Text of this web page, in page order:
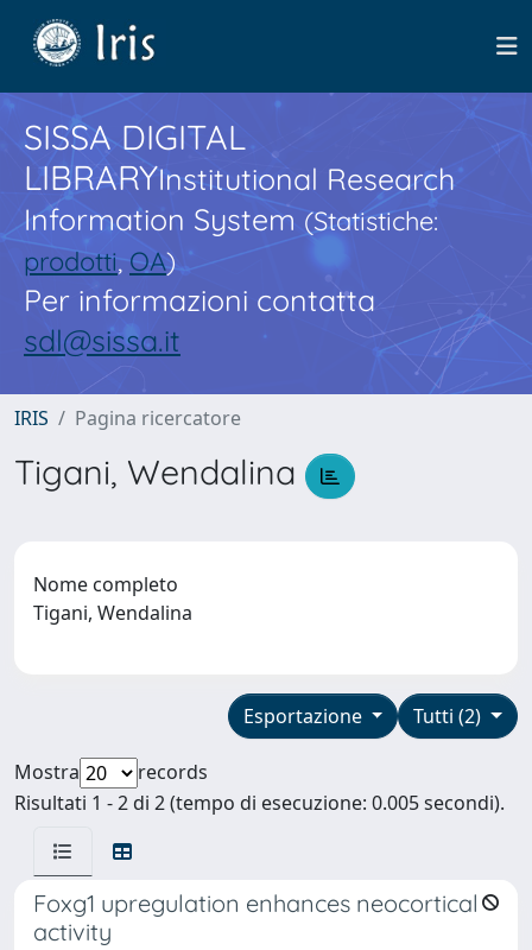
SISSA DIGITAL
LIBRARYInstitutional Research
Information System(Statistiche:
prodotti,OA)
Per informazioni contatta
sdl@sissa.it
IRIS Pagina ricercatore
Tigani, Wendalina
Nome completo
Tigani, Wendalina
Tutti (2)
Esportazione
Mostra
records
Risultati 1 - 2 di 2 (tempo di esecuzione: 0.005 secondi).
Foxg1 upregulation enhances neocortical
activity